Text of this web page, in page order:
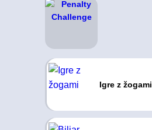
Igre z žogami